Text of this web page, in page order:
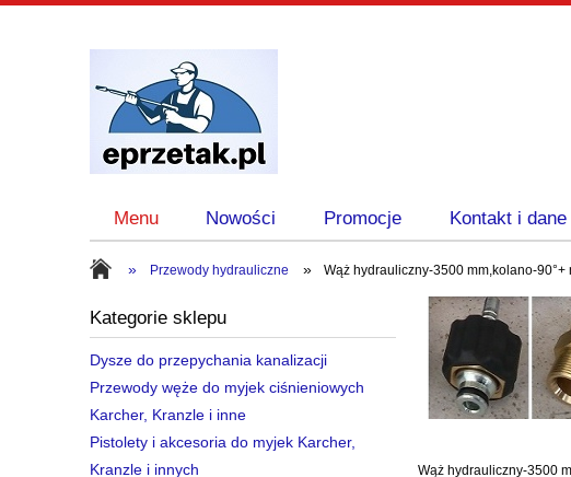
Menu Nowości Promocje Kontakt i
» Przewody hydrauliczne » Wąż hydrauliczny-3500 mm,kolano-
Kategorie sklepu
Dysze do przepychania kanalizacji
Przewody węże do myjek ciśnieniowych
Karcher, Kranzle i inne
Pistolety i akcesoria do myjek Karcher,
Kranzle i innych
Wąż hydrauliczny-3500